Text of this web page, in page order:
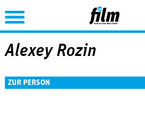
Jump to Navigation
Alexey Rozin
ZUR PERSON